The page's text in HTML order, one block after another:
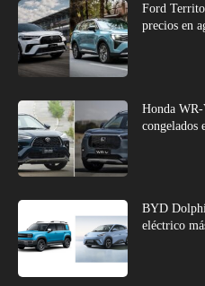
Ford
precios en
Honda
congelados
BYD
eléctrico